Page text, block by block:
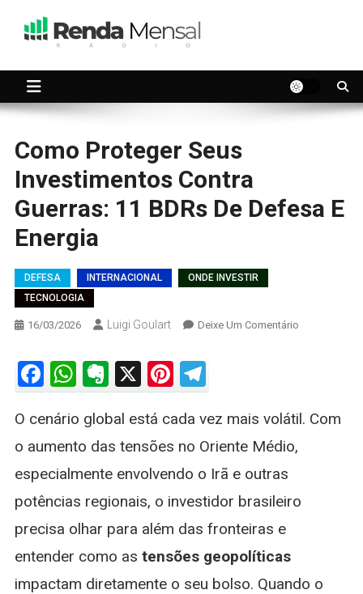
Como Proteger Seus
Investimentos Contra
Guerras: 11 BDRs De Defesa E
Energia
DEFESA INTERNACIONAL
ONDE INVESTIR
TECNOLOGIA
16/03/2026 Luigi Goulart Deixe Um ComentárioOn
Contra
Defesa
Facebook
WhatsApp
Evernote
X Pinterest
Telegram
O cenário global está cada vez mais volátil. Com
o aumento das tensões no Oriente Médio,
especialmente envolvendo o Irã e outras
potências regionais, o investidor brasileiro
precisa olhar para além das fronteiras e
entender como as tensões geopolíticas
impactam diretamente o seu bolso. Quando o